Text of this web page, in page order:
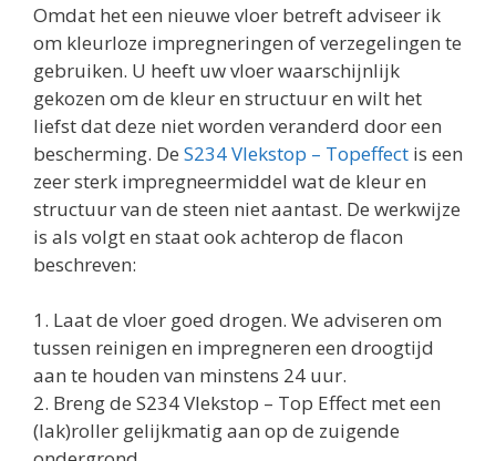
Omdat het een nieuwe vloer betreft adviseer ik
om kleurloze impregneringen of verzegelingen te
gebruiken. U heeft uw vloer waarschijnlijk
gekozen om de kleur en structuur en wilt het
liefst dat deze niet worden veranderd door een
bescherming. De S234 Vlekstop – Topeffect is een
zeer sterk impregneermiddel wat de kleur en
structuur van de steen niet aantast. De werkwijze
is als volgt en staat ook achterop de flacon
beschreven:
1. Laat de vloer goed drogen. We adviseren om
tussen reinigen en impregneren een droogtijd
aan te houden van minstens 24 uur.
2. Breng de S234 Vlekstop – Top Effect met een
(lak)roller gelijkmatig aan op de zuigende